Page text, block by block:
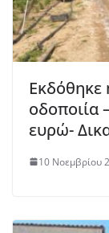
Εκδόθηκε
οδοποιία
ευρώ-
10 Νοεμβρίου